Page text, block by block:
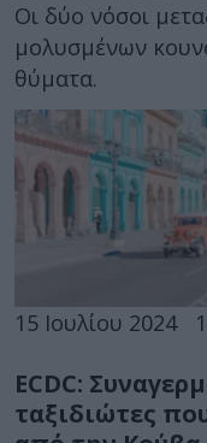
Οι δύο νόσοι
μολυσμένων
θύματα.
15 Ιουλίου 2024
ECDC:
ταξιδιώτες